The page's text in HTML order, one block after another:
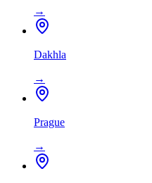
→
Dakhla
→
Prague
→